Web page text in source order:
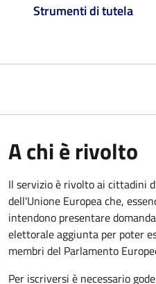
Strumenti di tutela
A chi è rivolto
Il servizio è rivolto ai cittadini
dell'Unione Europea che,
intendono presentare
elettorale aggiunta per poter
membri del Parlamento
Per iscriversi è necessario